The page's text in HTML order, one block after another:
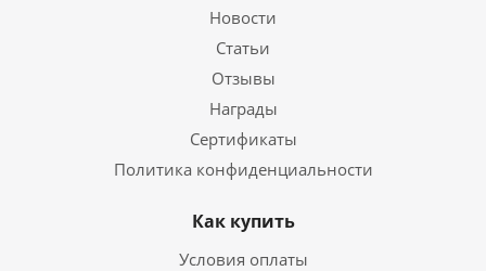
Новости
Статьи
Отзывы
Награды
Сертификаты
Политика конфиденциальности
Как купить
Условия оплаты